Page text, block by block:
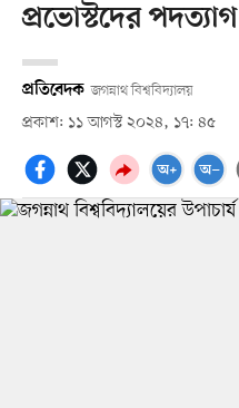
প্রভোস্টদের পদত্যাগ
প্রতিবেদক জগন্নাথ বিশ্ববিদ্যালয়
প্রকাশ: ১১ আগস্ট ২০২৪, ১৭: ৪৫